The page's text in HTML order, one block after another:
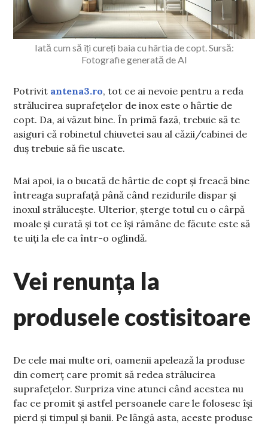
Iată cum să îți cureți baia cu hârtia de copt. Sursă:
Fotografie generată de AI
Potrivit antena3.ro, tot ce ai nevoie pentru a reda
strălucirea suprafețelor de inox este o hârtie de
copt. Da, ai văzut bine. În primă fază, trebuie să te
asiguri că robinetul chiuvetei sau al căzii/cabinei de
duș trebuie să fie uscate.
Mai apoi, ia o bucată de hârtie de copt și freacă bine
întreaga suprafață până când rezidurile dispar și
inoxul strălucește. Ulterior, șterge totul cu o cârpă
moale și curată și tot ce își rămâne de făcute este să
te uiți la ele ca într-o oglindă.
Vei renunța la
produsele costisitoare
De cele mai multe ori, oamenii apelează la produse
din comerț care promit să redea strălucirea
suprafețelor. Surpriza vine atunci când acestea nu
fac ce promit și astfel persoanele care le folosesc își
pierd și timpul și banii. Pe lângă asta, aceste produse